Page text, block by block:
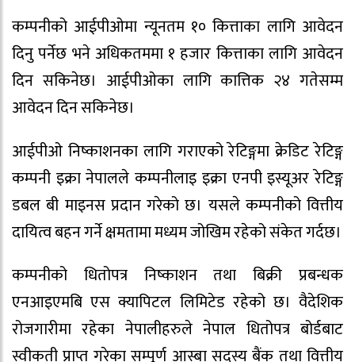
कम्पनीको आईपीओमा न्यूनतम १० कित्ताका लागि आवेदन
दिनु पर्नेछ भने अधिकतममा १ हजार कित्ताका लागि आवेदन
दिन सकिनेछ। आईपीओका लागि कात्तिक २४ गतेसम्म
आवेदन दिन सकिनेछ।
आईपीओ निष्काशनका लागि गराएको रेटिङ्गमा क्रेडिट रेटिङ्ग
कम्पनी इक्रा नेपालले कम्पनीलाइ इक्रा एनपी इस्यूअर रेटिङ्ग
डबल बी माइनस प्रदान गरेको छ। यसले कम्पनीको वित्तीय
दायित्व बहन गर्ने क्षमतामा मध्यम जोखिम रहेको संकेत गर्दछ।
कम्पनीको धितोपत्र निष्काशन तथा बिक्री प्रबन्धक
एनआइएमबि एस क्यापिटल लिमिटेड रहेको छ। वैदेशिक
रोजगारीमा रहेका नेपालीहरुले नेपाल धितोपत्र बोर्डबाट